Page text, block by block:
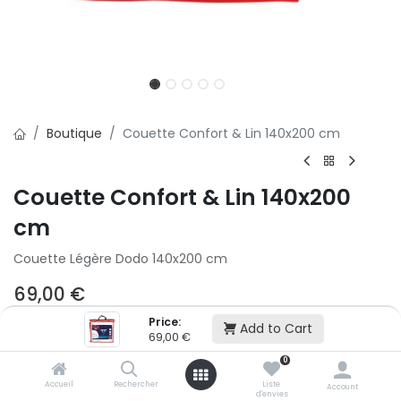
Price:
69,00 € Add to Cart
Accueil Rechercher
0
Liste
d'envies
Account
Boutique Couette Confort & Lin 140x200 cm
Couette Confort & Lin 140x200
cm
Couette Légère Dodo 140x200 cm
69,00 €
Ajouter au panier